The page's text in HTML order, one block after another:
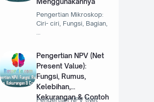
Pengertian Mikroskop:
Ciri- ciri, Fungsi, Bagian,
Pengertian NPV (Net
Present Value):
Fungsi, Rumus,
Kelebihan,
Kekurangan & Contoh
Pengertian NPV (Net